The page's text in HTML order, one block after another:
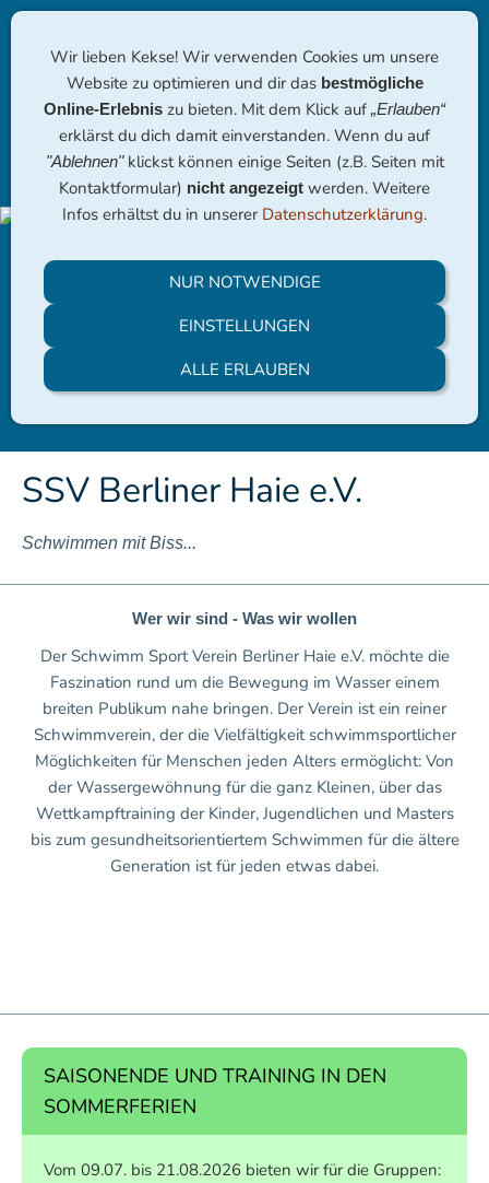
Navigation einblenden
SSV Berliner Haie e.V.
Schwimmen mit Biss...
Wer wir sind - Was wir wollen
Der Schwimm Sport Verein Berliner Haie e.V. möchte die
Faszination rund um die Bewegung im Wasser einem
breiten Publikum nahe bringen. Der Verein ist ein reiner
Schwimmverein, der die Vielfältigkeit schwimmsportlicher
Möglichkeiten für Menschen jeden Alters ermöglicht: Von
der Wassergewöhnung für die ganz Kleinen, über das
Wettkampftraining der Kinder, Jugendlichen und Masters
bis zum gesundheitsorientiertem Schwimmen für die ältere
Generation ist für jeden etwas dabei.
SAISONENDE UND TRAINING IN DEN
SOMMERFERIEN
Vom 09.07. bis 21.08.2026 bieten wir für die Gruppen:
Wir lieben Kekse! Wir verwenden Cookies um unsere
Website zu optimieren und dir das bestmögliche
Online-Erlebnis zu bieten. Mit dem Klick auf „Erlauben“
erklärst du dich damit einverstanden. Wenn du auf
"Ablehnen" klickst können einige Seiten (z.B. Seiten mit
Kontaktformular) nicht angezeigt werden. Weitere
Infos erhältst du in unserer Datenschutzerklärung.
NUR NOTWENDIGE
EINSTELLUNGEN
ALLE ERLAUBEN